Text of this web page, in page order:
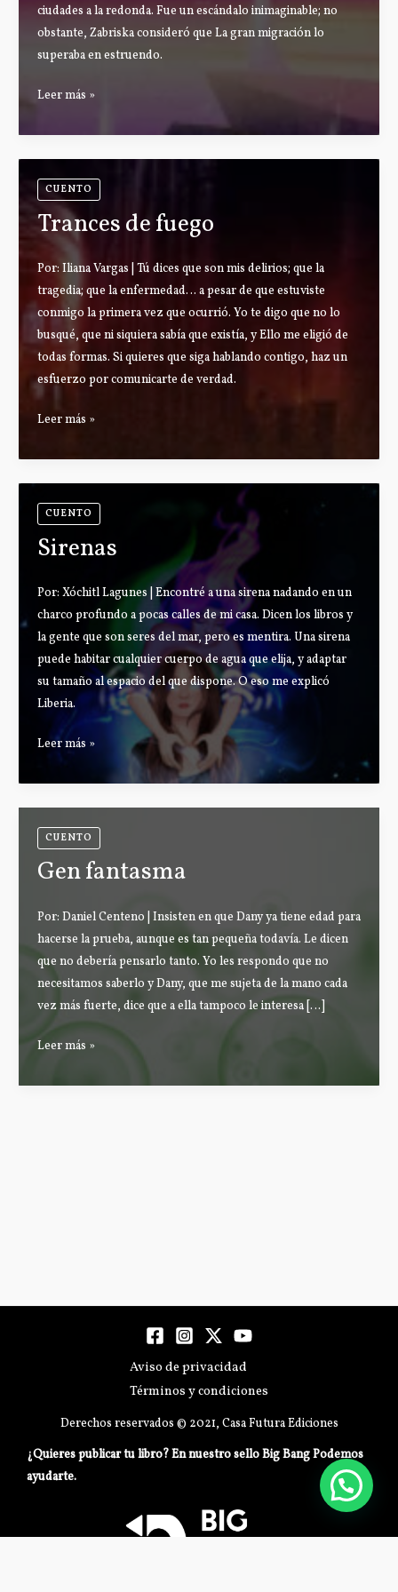
ciudades a la redonda. Fue un escándalo inimaginable; no
obstante, Zabriska consideró que La gran migración lo
superaba en estruendo.
La
migración
Leer más »
CUENTO
Trances de fuego
Por: Iliana Vargas | Tú dices que son mis delirios; que la
tragedia; que la enfermedad… a pesar de que estuviste
conmigo la primera vez que ocurrió. Yo te digo que no lo
busqué, que ni siquiera sabía que existía, y Ello me eligió de
todas formas. Si quieres que siga hablando contigo, haz un
esfuerzo por comunicarte de verdad.
Trances
fuego
Leer más »
CUENTO
Sirenas
Por: Xóchitl Lagunes | Encontré a una sirena nadando en un
charco profundo a pocas calles de mi casa. Dicen los libros y
la gente que son seres del mar, pero es mentira. Una sirena
puede habitar cualquier cuerpo de agua que elija, y adaptar
su tamaño al espacio del que dispone. O eso me explicó
Liberia.
Sirenas
Leer más »
CUENTO
Gen fantasma
Por: Daniel Centeno | Insisten en que Dany ya tiene edad para
hacerse la prueba, aunque es tan pequeña todavía. Le dicen
que no debería pensarlo tanto. Yo les respondo que no
necesitamos saberlo y Dany, que me sujeta de la mano cada
vez más fuerte, dice que a ella tampoco le interesa […]
Gen
Leer más »
Aviso de privacidad
Términos y condiciones
Derechos reservados © 2021, Casa Futura Ediciones
¿Quieres publicar tu libro? En nuestro sello Big Bang Podemos
ayudarte.